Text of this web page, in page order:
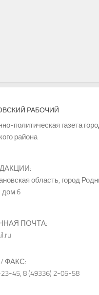
РАБОЧИЙ
политическая газета
района
область, город
дом 6
ПОЧТА:
ФАКС:
45, 8 (49336) 2-05-58